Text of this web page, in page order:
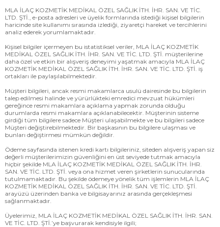
MLA İLAÇ KOZMETİK MEDİKAL ÖZEL SAĞLIK İTH. İHR. SAN. VE TİC.
LTD. ŞTİ., e-posta adresleri ve üyelik formlarında istediği kişisel bilgilerin
haricinde site kullanımı sırasında izlediği, ziyaretçi hareket ve tercihlerini
analiz ederek yorumlamaktadır.
Kişisel bilgiler içermeyen bu istatistiksel veriler, MLA İLAÇ KOZMETİK
MEDİKAL ÖZEL SAĞLIK İTH. İHR. SAN. VE TİC. LTD. ŞTİ. müşterilerine
daha özel ve etkin bir alışveriş deneyimi yaşatmak amacıyla MLA İLAÇ
KOZMETİK MEDİKAL ÖZEL SAĞLIK İTH. İHR. SAN. VE TİC. LTD. ŞTİ. iş
ortakları ile paylaşılabilmektedir.
Müşteri bilgileri, ancak resmi makamlarca usulü dairesinde bu bilgilerin
talep edilmesi halinde ve yürürlükteki emredici mevzuat hükümleri
gereğince resmi makamlara açıklama yapmak zorunda olduğu
durumlarda resmi makamlara açıklanabilecektir. Müşterinin sisteme
girdiği tüm bilgilere sadece Müşteri ulaşabilmekte ve bu bilgileri sadece
Müşteri değiştirebilmektedir. Bir başkasının bu bilgilere ulaşması ve
bunları değiştirmesi mümkün değildir.
Ödeme sayfasında istenen kredi kartı bilgileriniz, siteden alışveriş yapan siz
değerli müşterilerimizin güvenliğini en üst seviyede tutmak amacıyla
hiçbir şekilde MLA İLAÇ KOZMETİK MEDİKAL ÖZEL SAĞLIK İTH. İHR.
SAN. VE TİC. LTD. ŞTİ. veya ona hizmet veren şirketlerin sunucularında
tutulmamaktadır. Bu şekilde ödemeye yönelik tüm işlemlerin MLA İLAÇ
KOZMETİK MEDİKAL ÖZEL SAĞLIK İTH. İHR. SAN. VE TİC. LTD. ŞTİ.
arayüzü üzerinden banka ve bilgisayarınız arasında gerçekleşmesi
sağlanmaktadır.
Üyelerimiz, MLA İLAÇ KOZMETİK MEDİKAL ÖZEL SAĞLIK İTH. İHR. SAN.
VE TİC. LTD. ŞTİ.’ye başvurarak kendisiyle ilgili;